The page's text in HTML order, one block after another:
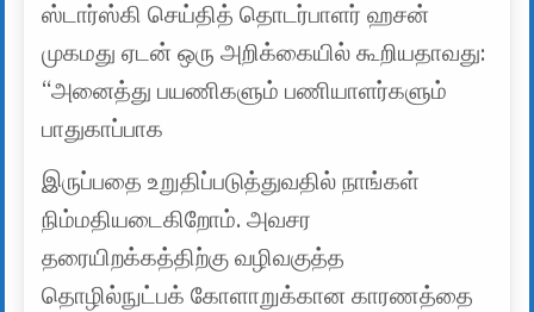
ஸ்டார்ஸ்கி செய்தித் தொடர்பாளர் ஹசன்
முகமது ஏடன் ஒரு அறிக்கையில் கூறியதாவது:
“அனைத்து பயணிகளும் பணியாளர்களும்
பாதுகாப்பாக
இருப்பதை உறுதிப்படுத்துவதில் நாங்கள்
நிம்மதியடைகிறோம். அவசர
தரையிறக்கத்திற்கு வழிவகுத்த
தொழில்நுட்பக் கோளாறுக்கான காரணத்தை